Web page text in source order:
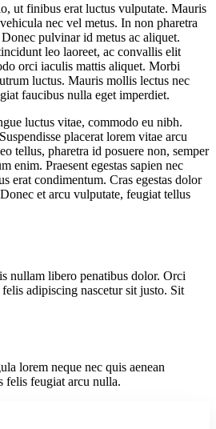
ut finibus erat luctus vulputate. Mauris
nec vel metus. In non pharetra
pulvinar id metus ac aliquet.
leo laoreet, ac convallis elit
orci iaculis mattis aliquet. Morbi
luctus. Mauris mollis lectus nec
faucibus nulla eget imperdiet.
luctus vitae, commodo eu nibh.
placerat lorem vitae arcu
tellus, pharetra id posuere non, semper
enim. Praesent egestas sapien nec
erat condimentum. Cras egestas dolor
et arcu vulputate, feugiat tellus
nullam libero penatibus dolor. Orci
adipiscing nascetur sit justo. Sit
lorem neque nec quis aenean
felis feugiat arcu nulla.